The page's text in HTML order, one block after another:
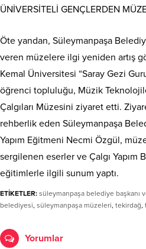
ÜNİVERSİTELİ GENÇLERDEN
Öte yandan, Süleymanpaşa
veren müzelere ilgi yeniden artış
Kemal Üniversitesi “Saray Gezi
öğrenci topluluğu, Müzik
Çalgıları Müzesini ziyaret etti.
rehberlik eden Süleymanpaşa
Yapım Eğitmeni Necmi Özgül,
sergilenen eserler ve Çalgı Yapım
eğitimlerle ilgili sunum yaptı.
ETİKETLER: süleymanpaşa belediye başkanı
belediyesi, süleymanpaşa müzeleri, tekirdağ,
Yorumlar